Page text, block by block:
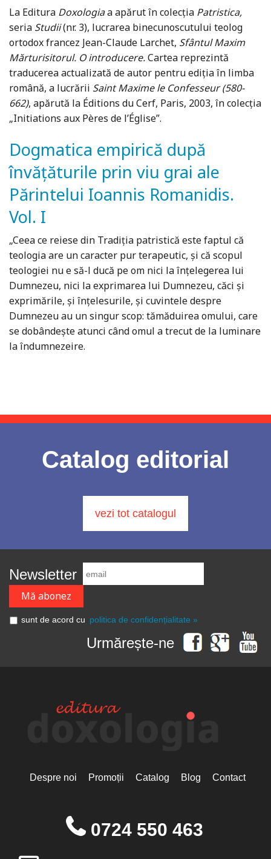
La Editura Doxologiaa apărut în colecția Patristica,
seria Studii(nr. 3), lucrarea binecunoscutului teolog
ortodox francez Jean-Claude Larchet, Sfântul Maxim
Mărturisitorul. O introducere.Cartea reprezintă
traducerea actualizată de autor pentru ediția în limba
română, a lucrării Saint Maxime le Confesseur (580-
662), apărută la Éditions du Cerf, Paris, 2003, în colecția
„Initiations aux Pères de l’Église”.
Dogmatica empirică după
învățăturile prin viu grai ale
Părintelui Ioannis Romanidis.
Vol. I
„Ceea ce reiese din Tradiţia patristică este faptul că
teologia are un caracter pur terapeutic, şi că scopul
teologiei nu e să-l ducă pe om nici la înţelegerea lui
Dumnezeu, nici la exprimarea lui Dumnezeu, căci şi
exprimările, şi înţelesurile, şi cuvintele despre
Dumnezeu au un singur scop: tămăduirea omului, care
se dobân­deşte atunci când omul a trecut de la luminare
la îndumnezeire.
Catalog editorial
vezi tot catalogul
Newsletter
sunt de acord cu politica de confidențialitate »
Urmărește-ne
Despre noi Promoții Catalog Blog Contact
0724 550 463